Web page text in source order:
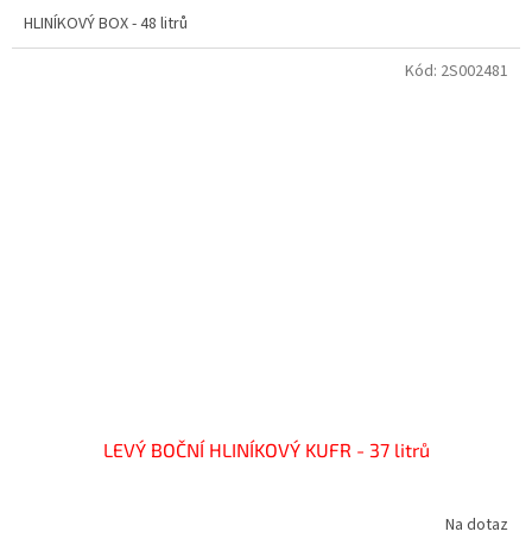
HLINÍKOVÝ BOX - 48 litrů
LEVÝ BOČNÍ HLINÍKOVÝ KUFR - 37 litrů
Na dotaz
Kód: 2S002481